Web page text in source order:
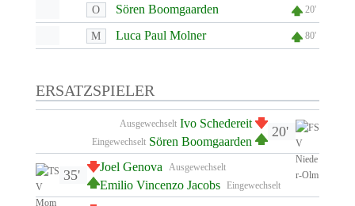
O Sören Boomgaarden 20'
M Luca Paul Molner 80'
ERSATZSPIELER
20'
Ausgewechselt Ivo Schedereit
Eingewechselt Sören Boomgaarden
Ausgewechselt
Joel Genova
Eingewechselt
Emilio Vincenzo Jacobs
35'